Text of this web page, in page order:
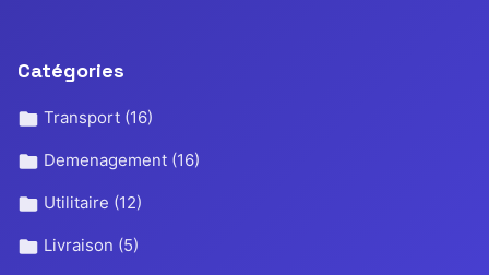
Catégories
Transport (16)
Demenagement (16)
Utilitaire (12)
Livraison (5)